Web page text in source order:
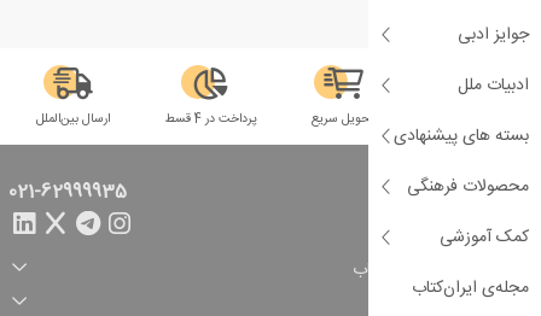
جوایز ادبی
ادبیات ملل
بسته های پیشنهادی
محصولات فرهنگی
کمک آموزشی
مجله‌ی ایران‌کتاب
تحویل سریع پرداخت در 4 قسط ارسال بین‌الملل
تماس با ما 021-62999935
راهنمای خرید از ایران کتاب
ثبت سفارش
شرایط ارسال سفارش
شیوه پرداخت
تخفیف‌های خرید
خدمات مشتریان